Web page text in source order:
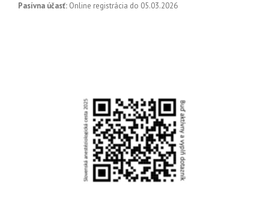
Pasívna účasť: Online registrácia do 05.03.2026